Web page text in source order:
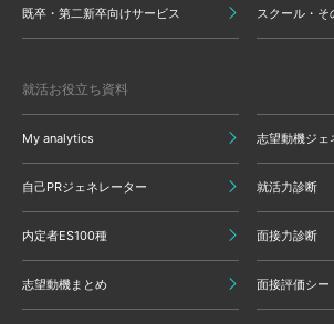
既卒・第二新卒向けサービス スクール・そ
就活お役立ち資料
My analytics 志望動機ジェ
自己PRジェネレーター 就活力診断
内定者ES100種 面接力診断
志望動機まとめ 面接評価シー